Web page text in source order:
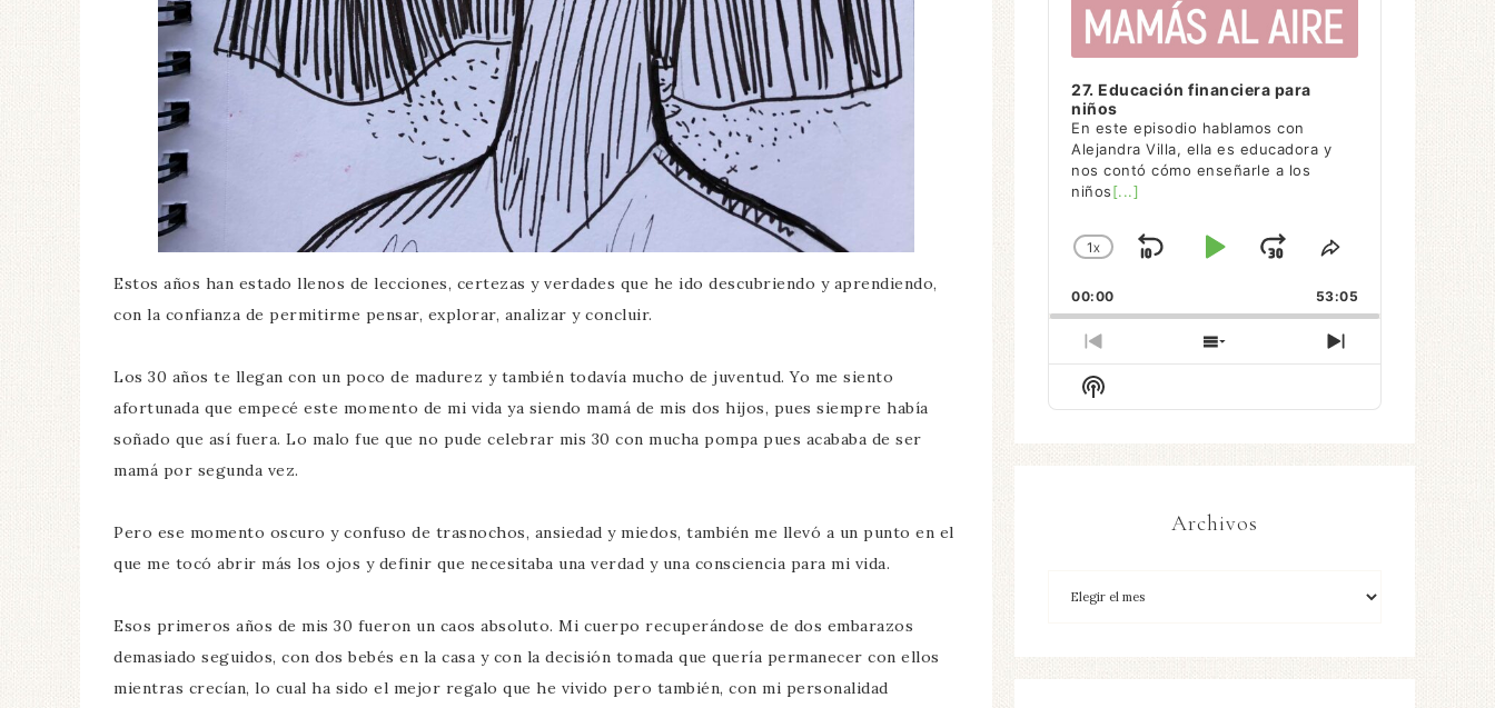
Estos años han estado llenos de lecciones, certezas y verdades que he ido descubriendo y aprendiendo,
con la confianza de permitirme pensar, explorar, analizar y concluir.
Los 30 años te llegan con un poco de madurez y también todavía mucho de juventud. Yo me siento
afortunada que empecé este momento de mi vida ya siendo mamá de mis dos hijos, pues siempre había
soñado que así fuera. Lo malo fue que no pude celebrar mis 30 con mucha pompa pues acababa de ser
mamá por segunda vez.
Pero ese momento oscuro y confuso de trasnochos, ansiedad y miedos, también me llevó a un punto en el
que me tocó abrir más los ojos y definir que necesitaba una verdad y una consciencia para mi vida.
Esos primeros años de mis 30 fueron un caos absoluto. Mi cuerpo recuperándose de dos embarazos
demasiado seguidos, con dos bebés en la casa y con la decisión tomada que quería permanecer con ellos
mientras crecían, lo cual ha sido el mejor regalo que he vivido pero también, con mi personalidad
27. Educación financiera para
niños
En este episodio hablamos con
Alejandra Villa, ella es educadora y
nos contó cómo enseñarle a los
niños[...]
CAMBIAR
VELOCIDAD
DE
REPRODUCCIÓN
1X
SALTAR
ATRÁS
REPRODUCIR
PAUSAR
AVANZAR
COMPARTIR
EPISODIO
00:00 53:05
EPISODIO
ANTERIOR
MOSTRAR
LA
DE
EPISODIOS
SIGUIENTE
EPISODIO
Mostrar
La
Del
Archivos